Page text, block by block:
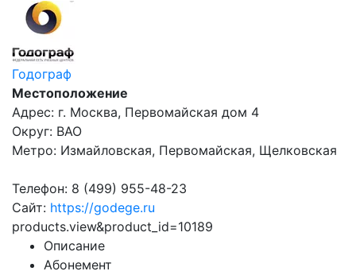
Годограф
Местоположение
Адрес: г. Москва, Первомайская дом 4
Округ: ВАО
Метро: Измайловская, Первомайская, Щелковская
Телефон: 8 (499) 955-48-23
Сайт: https://godege.ru
products.view&product_id=10189
Описание
Абонемент